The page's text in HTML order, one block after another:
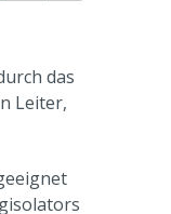
das
Leiter,